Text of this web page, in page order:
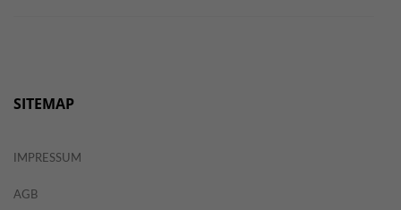
SITEMAP
IMPRESSUM
AGB